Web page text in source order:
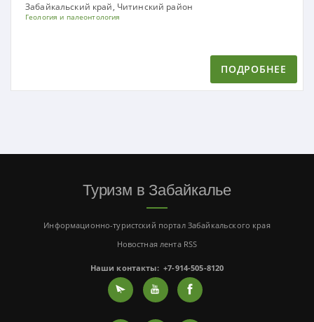
Забайкальский край, Читинский район
Геология и палеонтология
ПОДРОБНЕЕ
Туризм в Забайкалье
Информационно-туристский портал Забайкальского края
Новостная лента RSS
Наши контакты: +7-914-505-8120